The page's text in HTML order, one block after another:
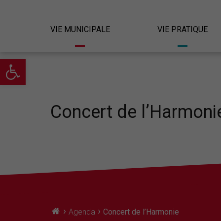
Ouvrir la barre d’outils
VIE MUNICIPALE VIE PRATIQUE
Concert de
› Agenda › Concert de l’Harmonie